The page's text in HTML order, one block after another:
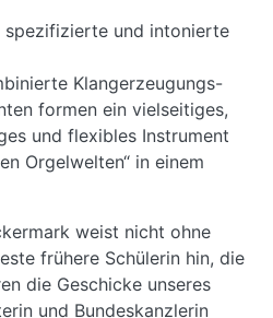
spezifizierte und intonierte
Klangerzeugungs-
formen ein vielseitiges,
und flexibles Instrument
Orgelwelten“ in einem
weist nicht ohne
frühere Schülerin hin, die
die Geschicke unseres
und Bundeskanzlerin